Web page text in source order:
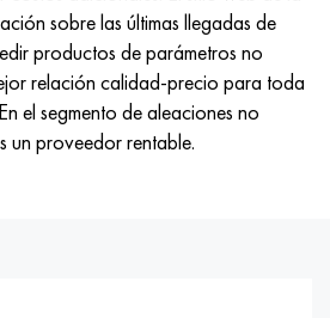
sobre las últimas llegadas de
productos de parámetros no
relación calidad-precio para toda
el segmento de aleaciones no
un proveedor rentable.